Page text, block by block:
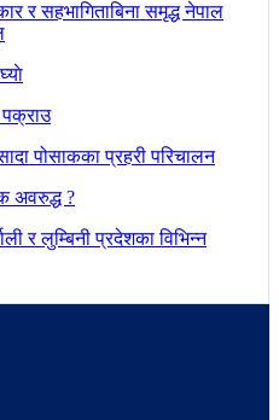
र सहभागिताबिना समृद्ध नेपाल
पक्राउ
पोसाकका प्रहरी परिचालन
अवरुद्ध ?
र लुम्बिनी प्रदेशका विभिन्न